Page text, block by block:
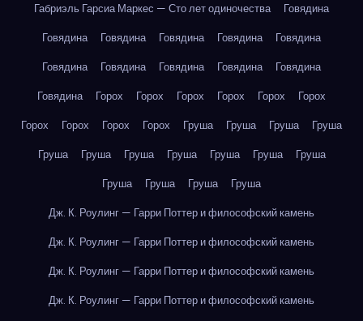
Габриэль Гарсиа Маркес — Сто лет одиночества
Говядина
Говядина
Говядина Говядина Говядина
Говядина
Говядина
Говядина Говядина Говядина
Говядина
Говядина
Горох Горох Горох Горох Горох
Горох
Горох
Горох Горох Горох Груша Груша Груша
Груша
Груша
Груша Груша Груша Груша Груша
Груша
Груша
Груша Груша
Груша
Дж. К. Роулинг — Гарри Поттер и философский камень
Дж. К. Роулинг — Гарри Поттер и философский камень
Дж. К. Роулинг — Гарри Поттер и философский камень
Дж. К. Роулинг — Гарри Поттер и философский камень